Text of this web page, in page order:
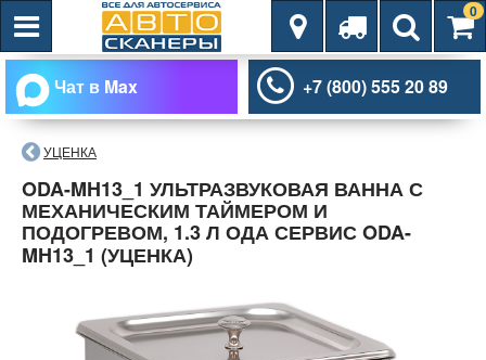
0
Чат в Max +7 (800) 555 20 89
УЦЕНКА
ODA-MH13_1 УЛЬТРАЗВУКОВАЯ ВАННА С
МЕХАНИЧЕСКИМ ТАЙМЕРОМ И
ПОДОГРЕВОМ, 1.3 Л ОДА СЕРВИС ODA-
MH13_1 (УЦЕНКА)